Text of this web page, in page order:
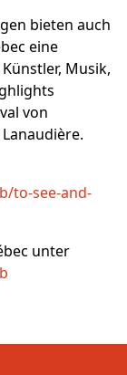
bieten auch
eine
Musik,
von
to-see-and-
unter